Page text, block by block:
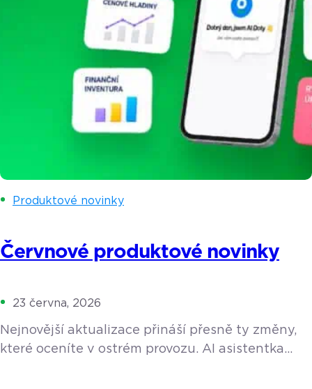
Produktové novinky
Červnové produktové novinky
23 června, 2026
Nejnovější aktualizace přináší přesně ty změny,
které oceníte v ostrém provozu. AI asistentka